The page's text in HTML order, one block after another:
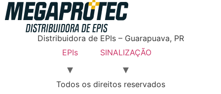
Distribuidora de EPIs – Guarapuava, PR
EPIs
SINALIZAÇÃO
Todos os direitos reservados